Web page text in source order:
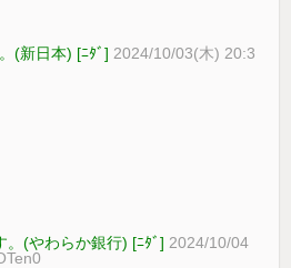
(新日本) [ﾆﾀﾞ] 2024/10/03(木) 20:3
。(やわらか銀行) [ﾆﾀﾞ] 2024/10/04